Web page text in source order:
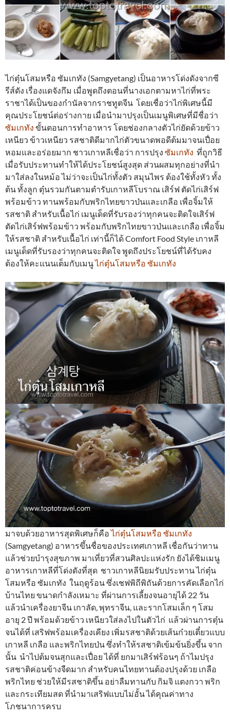
ไก่ตุ๋นโสมหรือ ซัมเกทัง (Samgyetang) เป็นอาหารโด่งดังจากซี
รีส์ดัง เรื่องแดจังกึม เมื่อพูดถึงตอนที่นางเอกตามหาไก่ที่พระ
ราชาได้เป็นของกำนัลจากราชทูตจีน โดยเชื่อว่าไก่พิเศษนี้มี
คุณประโยชน์ต่อร่างกาย เมื่อนำมาปรุงเป็นเมนูพิเศษที่มีชื่อว่า
ซัมเกทัง ขั้นตอนการทำอาหาร โดยช่องกลางตัวไก่ยัดด้วยข้าว
เหนียว ข้าวเหนียว รสชาติดีมากไก่ตัวขนาดพอดีต้มมาจนเปื่อย
หอมและอร่อยมาก ชาวเกาหลีเชื่อว่า การปรุง ซัมเกทัง ที่ถูกวิธี
เมื่อรับประทานทำให้ได้ประโยชน์สูงสุด ส่วนผสมทุกอย่างที่นำ
มาใส่ลงในหม้อ ไม่ว่าจะเป็นไก่ทั้งตัว สมุนไพร ต้องใช้ทั้งหัว ทั้ง
ต้น ทั้งลูก ตุ๋นรวมกันตามตำรับเกาหลีโบราณ เสิร์ฟ ตัดไก่เสิร์ฟ
พร้อมข้าว ทานพร้อมกับพริกไทยขาวป่นและเกลือ เพื่อจิ้มให้
รสชาติ สำหรับเนื้อไก่ เมนูเด็ดที่รับรองว่าทุกคนจะติดใจเสิร์ฟ
ตัดไก่เสิร์ฟพร้อมข้าว พร้อมกับพริกไทยขาวป่นและเกลือ เพื่อจิ้ม
ให้รสชาติ สำหรับเนื้อไก่ เท่านี้ก็ได้ Comfort Food Style เกาหลี
เมนูเด็ดที่รับรองว่าทุกคนจะติดใจ พูดถึงประโยชน์ที่ได้รับคง
ต้องให้คะแนนเต็มกับเมนูไก่ตุ๋นโสมหรือ ซัมเกทัง
มาจบด้วยอาหารสุดพิเศษก็คือไก่ตุ๋นโสมหรือ ซัมเกทัง
(Samgyetang) อาหารขึ้นชื่อของประเทศเกาหลี เชื่อกันว่าทาน
แล้วช่วยบำรุงสุขภาพ มาเที่ยวที่สวนศิลปะแห่งรัก ยังได้ชิมเมนู
อาหารเกาหลีที่โด่งดังที่สุด ชาวเกาหลีนิยมรับประทาน ไก่ตุ๋น
โสมหรือ ซัมเกทัง ในฤดูร้อน ซึ่งเชฟพิถีพิถันด้วยการคัดเลือกไก่
บ้านไทย ขนาดกำลังเหมาะ ที่ผ่านการเลี้ยงจนอายุได้ 22 วัน
แล้วนำเครื่องยาจีน เกาลัด, พุทราจีน, และรากโสมเล็ก ๆ โสม
อายุ 2 ปี พร้อมด้วยข้าว เหนียวใส่ลงไปในตัวไก่ แล้วผ่านการตุ๋น
จนได้ที่ เสริฟพร้อมเครื่องเคียง เพิ่มรสชาติด้วยเส้นก๋วยเตี๋ยวแบบ
เกาหลี เกลือ และพริกไทยป่น ซึ่งทำให้รสชาติเข้มข้นยิ่งขึ้น จาก
นั้น นำไปต้มจนสุกและเปื่อย ได้ที่ ยกมาเสิร์ฟร้อนๆ ถ้าไมปรุง
รสชาติค่อนข้างจืดมาก สำหรับคนไทยทานต้องปรุงด้วย เกลือ
พริกไทย ช่วยให้มีรสชาติขึ้น อย่าลืมทานกับ กิมจิ แตงกวา พริก
และกระเทียมสด ที่นำมาเสริฟแบบไม่อั้น ได้คุณค่าทาง
โภชนาการครบ